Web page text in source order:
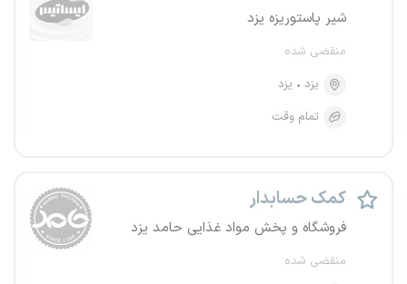
شیر پاستوریزه یزد
منقضی شده
یزد
یزد
تمام وقت
کمک حسابدار
فروشگاه و پخش مواد غذایی حامد یزد
منقضی شده